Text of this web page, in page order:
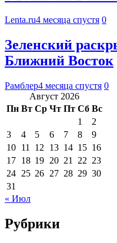
Lenta.ru4 месяца спустя 0
Зеленский
Ближний Восток
Рамблер4 месяца спустя 0
Август 2026
Пн Вт Ср Чт Пт Сб Вс
1
2
3
4 5 6 7 8
9
10 11 12 13 14 15 16
17 18 19 20 21 22 23
24 25 26 27 28 29 30
31
« Июл
Рубрики